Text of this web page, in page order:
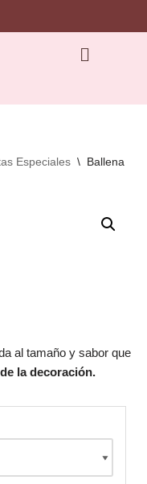
Especiales \ Ballena
al tamaño y sabor que
la decoración.